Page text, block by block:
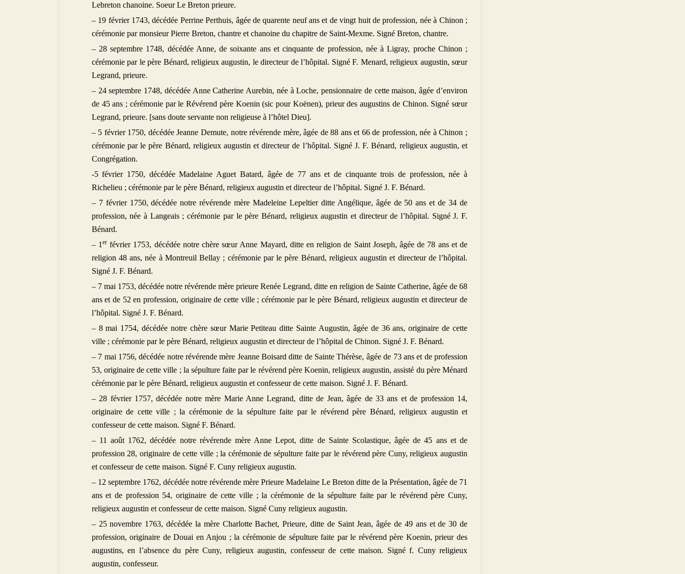
Lebreton chanoine. Soeur Le Breton prieure.
– 19 février 1743, décédée Perrine Perthuis, âgée de quarente neuf ans et de vingt huit de profession, née à Chinon ;
cérémonie par monsieur Pierre Breton, chantre et chanoine du chapitre de Saint-Mexme. Signé Breton, chantre.
– 28 septembre 1748, décédée Anne, de soixante ans et cinquante de profession, née à Ligray, proche Chinon ;
cérémonie par le père Bénard, religieux augustin, le directeur de l’hôpital. Signé F. Menard, religieux augustin, sœur
Legrand, prieure.
– 24 septembre 1748, décédée Anne Catherine Aurebin, née à Loche, pensionnaire de cette maison, âgée d’environ
de 45 ans ; cérémonie par le Révérend père Koenin (sic pour Koënen), prieur des augustins de Chinon. Signé sœur
Legrand, prieure. [sans doute servante non religieuse à l’hôtel Dieu].
– 5 février 1750, décédée Jeanne Demute, notre révérende mère, âgée de 88 ans et 66 de profession, née à Chinon ;
cérémonie par le père Bénard, religieux augustin et directeur de l’hôpital. Signé J. F. Bénard, religieux augustin, et
Congrégation.
-5 février 1750, décédée Madelaine Aguet Batard, âgée de 77 ans et de cinquante trois de profession, née à
Richelieu ; cérémonie par le père Bénard, religieux augustin et directeur de l’hôpital. Signé J. F. Bénard.
– 7 février 1750, décédée notre révérende mère Madeleine Lepeltier ditte Angélique, âgée de 50 ans et de 34 de
profession, née à Langeais ; cérémonie par le père Bénard, religieux augustin et directeur de l’hôpital. Signé J. F.
Bénard.
– 1 erfévrier 1753, décédée notre chère sœur Anne Mayard, ditte en religion de Saint Joseph, âgée de 78 ans et de
religion 48 ans, née à Montreuil Bellay ; cérémonie par le père Bénard, religieux augustin et directeur de l’hôpital.
Signé J. F. Bénard.
– 7 mai 1753, décédée notre révérende mère prieure Renée Legrand, ditte en religion de Sainte Catherine, âgée de 68
ans et de 52 en profession, originaire de cette ville ; cérémonie par le père Bénard, religieux augustin et directeur de
l’hôpital. Signé J. F. Bénard.
– 8 mai 1754, décédée notre chère sœur Marie Petiteau ditte Sainte Augustin, âgée de 36 ans, originaire de cette
ville ; cérémonie par le père Bénard, religieux augustin et directeur de l’hôpital de Chinon. Signé J. F. Bénard.
– 7 mai 1756, décédée notre révérende mère Jeanne Boisard ditte de Sainte Thérèse, âgée de 73 ans et de profession
53, originaire de cette ville ; la sépulture faite par le révérend père Koenin, religieux augustin, assisté du père Ménard
cérémonie par le père Bénard, religieux augustin et confesseur de cette maison. Signé J. F. Bénard.
– 28 février 1757, décédée notre mère Marie Anne Legrand, ditte de Jean, âgée de 33 ans et de profession 14,
originaire de cette ville ; la cérémonie de la sépulture faite par le révérend père Bénard, religieux augustin et
confesseur de cette maison. Signé F. Bénard.
– 11 août 1762, décédée notre révérende mère Anne Lepot, ditte de Sainte Scolastique, âgée de 45 ans et de
profession 28, originaire de cette ville ; la cérémonie de sépulture faite par le révérend père Cuny, religieux augustin
et confesseur de cette maison. Signé F. Cuny religieux augustin.
– 12 septembre 1762, décédée notre révérende mère Prieure Madelaine Le Breton ditte de la Présentation, âgée de 71
ans et de profession 54, originaire de cette ville ; la cérémonie de la sépulture faite par le révérend père Cuny,
religieux augustin et confesseur de cette maison. Signé Cuny religieux augustin.
– 25 novembre 1763, décédée la mère Charlotte Bachet, Prieure, ditte de Saint Jean, âgée de 49 ans et de 30 de
profession, originaire de Douai en Anjou ; la cérémonie de sépulture faite par le révérend père Koenin, prieur des
augustins, en l’absence du père Cuny, religieux augustin, confesseur de cette maison. Signé f. Cuny religieux
augustin, confesseur.